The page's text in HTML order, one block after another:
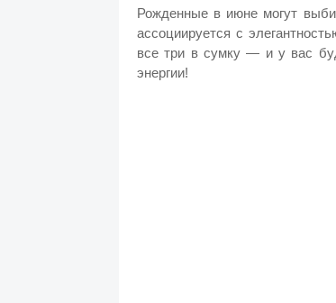
Рожденные в июне могут
ассоциируется с
все три в сумку — и у вас
энергии!